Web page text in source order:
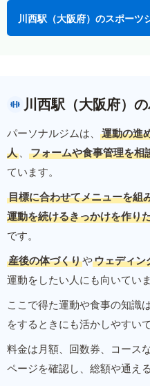
川西駅（大阪府）のスポーツ
川西駅（大阪府）
パーソナルジムは、
運動の進
人 、 フォームや食事管理を相
ています。
目標に合わせてメニューを組
運動を続けるきっかけを作り
です。
産後の体づくりやウェディン
運動をしたい人にも向いていま
ここで得た運動や食事の知識
をするときにも活かしやすいで
料金は月額、回数券、コース
ページを確認し、総額や通え